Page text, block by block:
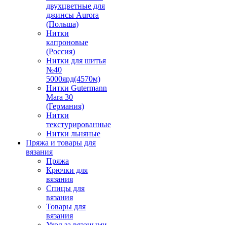
двухцветные для
джинсы Aurora
(Польша)
Нитки
капроновые
(Россия)
Нитки для шитья
№40
5000ярд(4570м)
Нитки Gutermann
Mara 30
(Германия)
Нитки
текстурированные
Нитки льняные
Пряжа и товары для
вязания
Пряжа
Крючки для
вязания
Спицы для
вязания
Товары для
вязания